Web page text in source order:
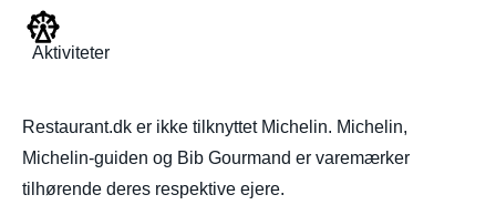
Aktiviteter
Restaurant.dk er ikke tilknyttet Michelin. Michelin,
Michelin-guiden og Bib Gourmand er varemærker
tilhørende deres respektive ejere.